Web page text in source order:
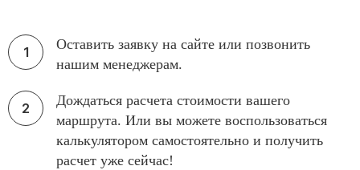
Оставить заявку на сайте или позвонить
нашим менеджерам.
Дождаться расчета стоимости вашего
маршрута. Или вы можете воспользоваться
калькулятором самостоятельно и получить
расчет уже сейчас!